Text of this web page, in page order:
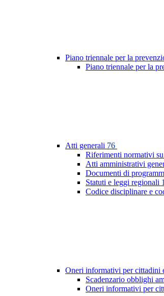
Piano triennale per la
Piano triennale per la
Atti generali 76
Riferimenti normativi
Atti amministrativi
Documenti di
Statuti e leggi regionali 1
Codice disciplinare e
Oneri informativi per cittadini
Scadenzario obblighi
Oneri informativi per